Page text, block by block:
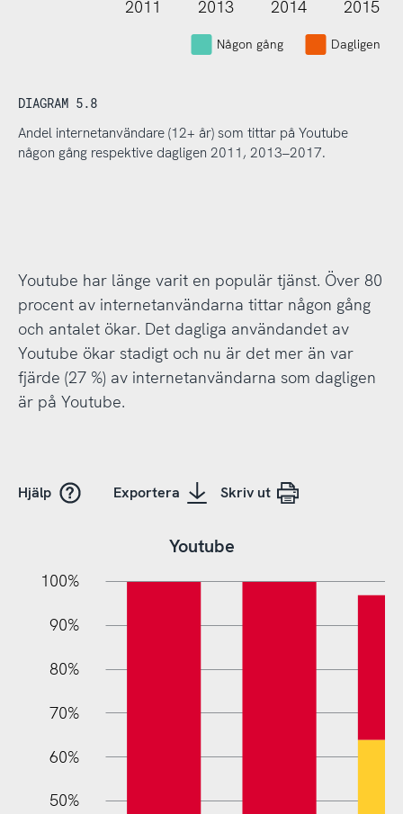
2011 2013 2014 2015
Någon gång Dagligen
DIAGRAM 5.8
Andel internetanvändare (12+ år) som tittar på Youtube
någon gång respektive dagligen 2011, 2013–2017.
Youtube har länge varit en populär tjänst. Över 80
procent av internetanvändarna tittar någon gång
och antalet ökar. Det dagliga användandet av
Youtube ökar stadigt och nu är det mer än var
fjärde (27 %) av internetanvändarna som dagligen
är på Youtube.
Hjälp Exportera Skriv ut
Youtube
10%
100%
90%
80%
70%
60%
50%